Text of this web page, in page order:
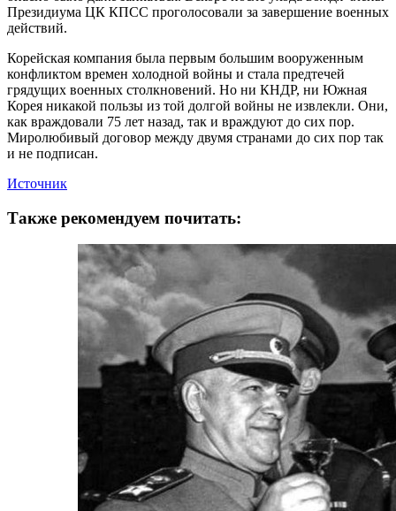
Президиума ЦК КПСС проголосовали за завершение военных
действий.
Корейская компания была первым большим вооруженным
конфликтом времен холодной войны и стала предтечей
грядущих военных столкновений. Но ни КНДР, ни Южная
Корея никакой пользы из той долгой войны не извлекли. Они,
как враждовали 75 лет назад, так и враждуют до сих пор.
Миролюбивый договор между двумя странами до сих пор так
и не подписан.
Источник
Также рекомендуем почитать: